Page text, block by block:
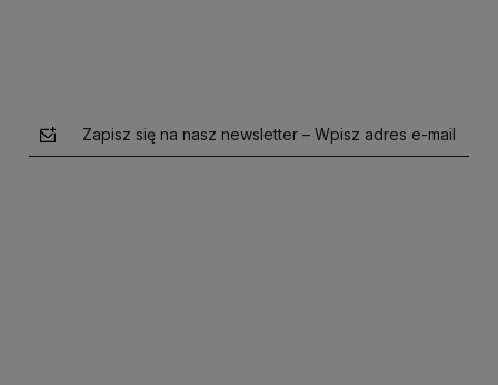
Zapisz się na nasz newsletter – Wpisz adres e-mail